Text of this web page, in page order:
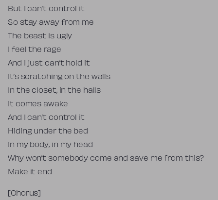
But I can’t control it
So stay away from me
The beast is ugly
I feel the rage
And I just can’t hold it
It’s scratching on the walls
In the closet, in the halls
It comes awake
And I can’t control it
Hiding under the bed
In my body, in my head
Why won’t somebody come and save me from this?
Make it end
[Chorus]